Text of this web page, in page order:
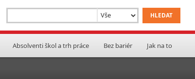
Absolventi škol a trh práce Bez bariér Jak na to